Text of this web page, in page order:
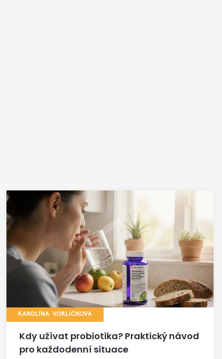
KAROLÍNA VORLÍČKOVÁ
Kdy užívat probiotika? Praktický návod
pro každodenní situace